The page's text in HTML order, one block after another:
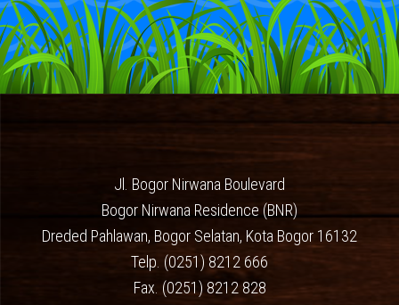
Jl. Bogor Nirwana Boulevard
Bogor Nirwana Residence (BNR)
Dreded Pahlawan, Bogor Selatan, Kota Bogor 16132
Telp. (0251) 8212 666
Fax. (0251) 8212 828